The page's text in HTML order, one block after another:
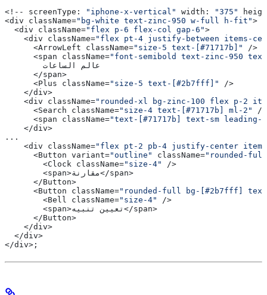
<!-- screenType: "iphone-x-vertical" width: "375"
<div className="bg-white text-zinc-950 w-full h-fit">
  <div className=
"flex p-6 flex-col gap-6">
    <div className=
"flex pt-4 justify-between items-
      <ArrowLeft className=
"size-5 text-[#71717b]"
/>
      <span className=
"font-semibold text-zinc-950
        عالم الساعات
      </span>
      <Plus className=
"size-5 text-[#2b7fff]"
/>
    </div>
    <div className=
"rounded-xl bg-zinc-100 flex p-2
      <Search className=
"size-4 text-[#71717b] ml-2"
/>
      <span className=
"text-[#71717b] text-sm leading-
    </div>
...
    <div className=
"flex pt-2 pb-4 justify-center
      <Button variant=
"outline" className="rounded-
        <Clock className=
"size-4"
/>
        <span>مقارنة</span>
      </Button>
      <Button className=
"rounded-full bg-[#2b7fff]
        <Bell className=
"size-4"
/>
        <span>تعيين تنبيه</span>
      </Button>
    </div>
  </div>
</div>;